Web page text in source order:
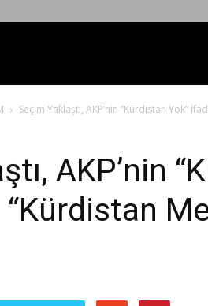
Seçim Yaklaştı, AKP’nin “Kürdistan Yok”
AKP’nin